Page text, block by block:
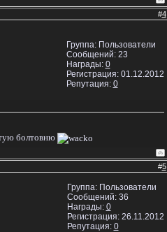
#4
Группа: Пользователи
Сообщений: 23
Награды: 0
Регистрация: 01.12.2012
Репутация: 0
болтовню
#5
Группа: Пользователи
Сообщений: 36
Награды: 0
Регистрация: 26.11.2012
Репутация: 0